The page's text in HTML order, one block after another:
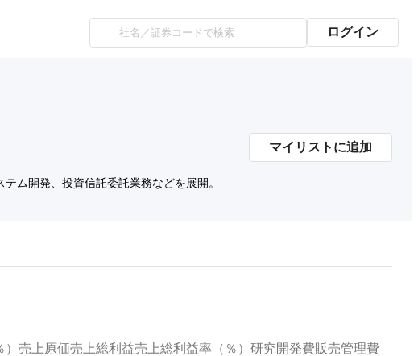
ログイン
ム開発、投資信託委託業務などを展開。
マイリストに追加
売上原価売上総利益売上総利益率（％） 研究開発費販売管理費